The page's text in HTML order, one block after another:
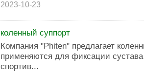
2023-10-23
коленный суппорт
Компания "Phiten" предлагает
применяются для фиксации
спортив...